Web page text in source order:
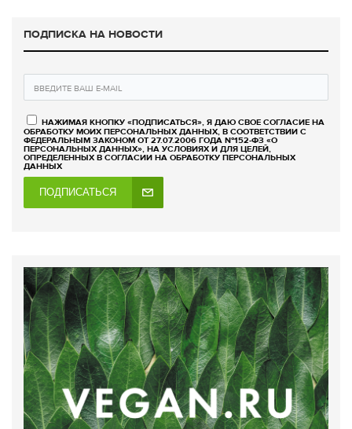
ПОДПИСКА НА НОВОСТИ
НАЖИМАЯ КНОПКУ «ПОДПИСАТЬСЯ», Я ДАЮ СВОЕ СОГЛАСИЕ НА
ОБРАБОТКУ МОИХ ПЕРСОНАЛЬНЫХ ДАННЫХ, В СООТВЕТСТВИИ С
ФЕДЕРАЛЬНЫМ ЗАКОНОМ ОТ 27.07.2006 ГОДА №152-ФЗ «О
ПЕРСОНАЛЬНЫХ ДАННЫХ», НА УСЛОВИЯХ И ДЛЯ ЦЕЛЕЙ,
ОПРЕДЕЛЕННЫХ В СОГЛАСИИ НА ОБРАБОТКУ ПЕРСОНАЛЬНЫХ
ДАННЫХ
ПОДПИСАТЬСЯ